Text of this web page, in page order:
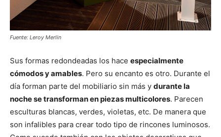
Fuente: Leroy Merlin
Sus formas redondeadas los hace especialmente
cómodos y amables. Pero su encanto es otro. Durante el
día forman parte del mobiliario sin más y durante la
noche se transforman en piezas multicolores. Parecen
esculturas blancas, verdes, violetas, etc. De manera que
son infalibles para crear todo tipo de rincones luminosos.